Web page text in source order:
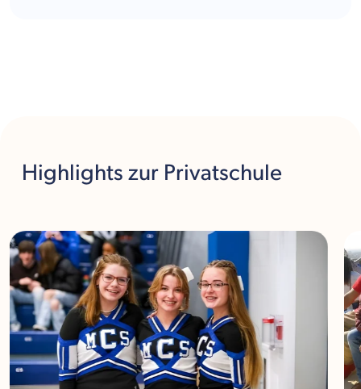
Highlights zur Privatschule